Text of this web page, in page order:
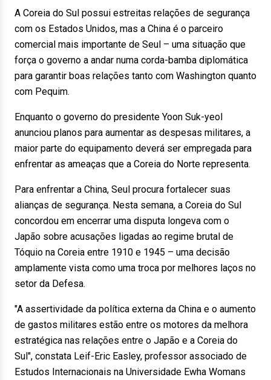
A Coreia do Sul possui estreitas relações de segurança
com os Estados Unidos, mas a China é o parceiro
comercial mais importante de Seul – uma situação que
força o governo a andar numa corda-bamba diplomática
para garantir boas relações tanto com Washington quanto
com Pequim.
Enquanto o governo do presidente Yoon Suk-yeol
anunciou planos para aumentar as despesas militares, a
maior parte do equipamento deverá ser empregada para
enfrentar as ameaças que a Coreia do Norte representa.
Para enfrentar a China, Seul procura fortalecer suas
alianças de segurança. Nesta semana, a Coreia do Sul
concordou em encerrar uma disputa longeva com o
Japão sobre acusações ligadas ao regime brutal de
Tóquio na Coreia entre 1910 e 1945 – uma decisão
amplamente vista como uma troca por melhores laços no
setor da Defesa.
"A assertividade da política externa da China e o aumento
de gastos militares estão entre os motores da melhora
estratégica nas relações entre o Japão e a Coreia do
Sul", constata Leif-Eric Easley, professor associado de
Estudos Internacionais na Universidade Ewha Womans